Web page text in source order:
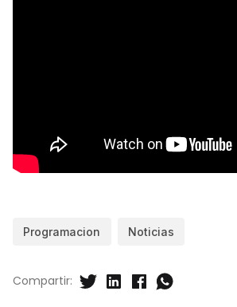
Programacion Noticias
Compartir: